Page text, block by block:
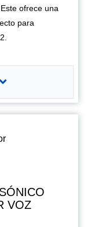
. Este ofrece una
para
VOZ